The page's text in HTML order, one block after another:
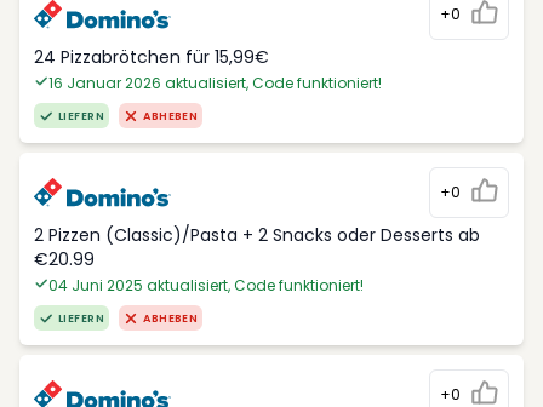
+0
24 Pizzabrötchen für 15,99€
16 Januar 2026 aktualisiert, Code funktioniert!
LIEFERN ABHEBEN
+0
2 Pizzen (Classic)/Pasta + 2 Snacks oder Desserts ab
€20.99
04 Juni 2025 aktualisiert, Code funktioniert!
LIEFERN ABHEBEN
+0